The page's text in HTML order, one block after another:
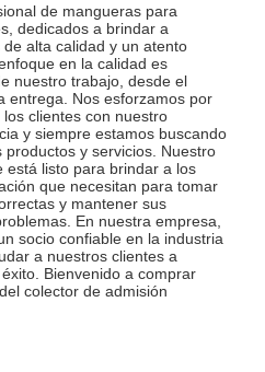
de mangueras para
dedicados a brindar a
alta calidad y un atento
en la calidad es
nuestro trabajo, desde el
entrega. Nos esforzamos por
clientes con nuestro
y siempre estamos buscando
y servicios. Nuestro
está listo para brindar a los
que necesitan para tomar
y mantener sus
En nuestra empresa,
socio confiable en la industria
a nuestros clientes a
Bienvenido a comprar
colector de admisión